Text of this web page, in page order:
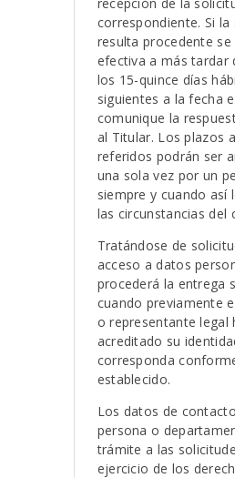
correspondiente. Si la
resulta procedente se
efectiva a más tardar
los 15-quince días
siguientes a la fecha
comunique la
al Titular. Los plazos
referidos podrán ser
una sola vez por un
siempre y cuando así
las circunstancias del
Tratándose de
acceso a datos
procederá la entrega
cuando previamente
o representante legal
acreditado su
corresponda
establecido.
Los datos de
persona o
trámite a las
ejercicio de los